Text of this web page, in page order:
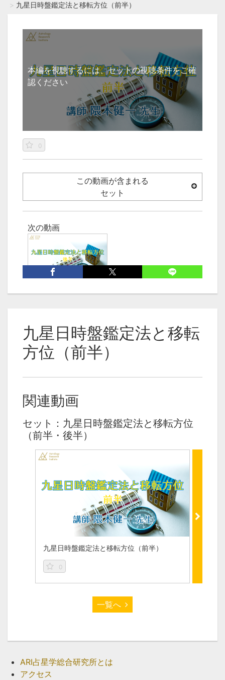
九星日時盤鑑定法と移転方位（前半）
本編を視聴するには、セットの視聴条件をご確
認ください
0
この動画が含まれる
セット
次の動画
転方位（後半）
九星日時盤鑑定法と移転
方位（前半）
関連動画
セット：九星日時盤鑑定法と移転方位
（前半・後半）
九星日時盤鑑定法と移転方位（前半）
0
一覧へ
ARI占星学総合研究所とは
アクセス